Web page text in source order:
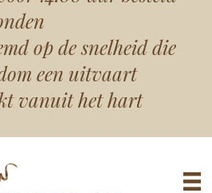
op de snelheid die
een uitvaart
vanuit het hart